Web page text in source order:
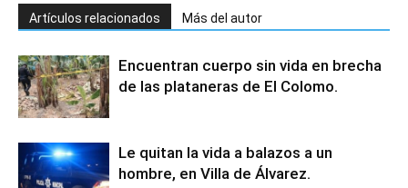
Artículos relacionados Más del autor
Encuentran cuerpo sin vida en brecha
de las plataneras de El Colomo.
Le quitan la vida a balazos a un
hombre, en Villa de Álvarez.